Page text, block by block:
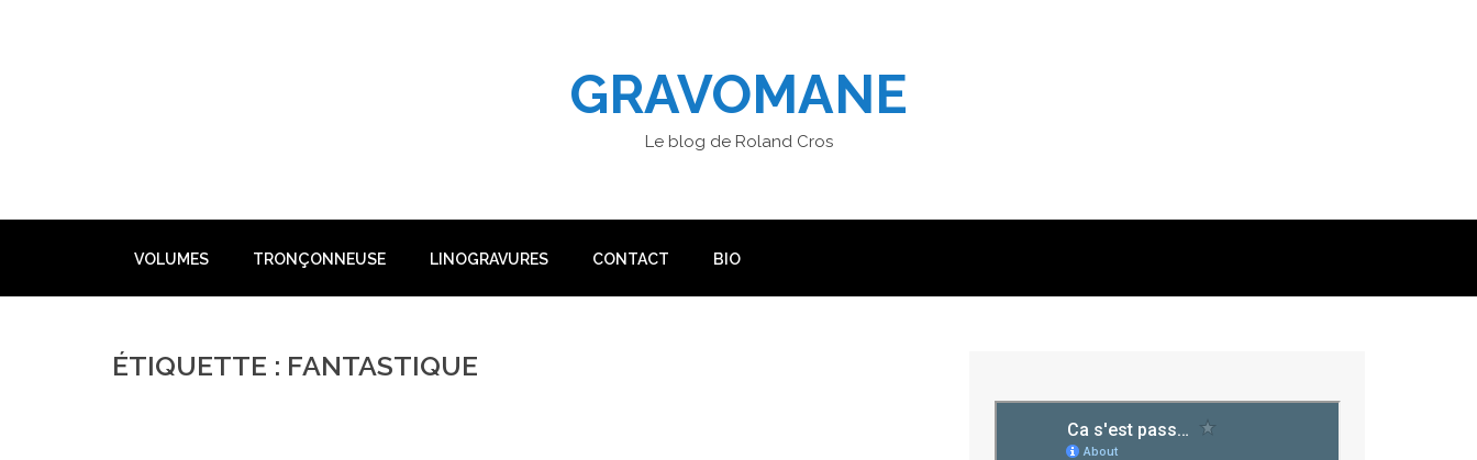
GRAVOMANE
Le blog de Roland Cros
VOLUMES TRONÇONNEUSE LINOGRAVURES CONTACT BIO
ÉTIQUETTE : FANTASTIQUE